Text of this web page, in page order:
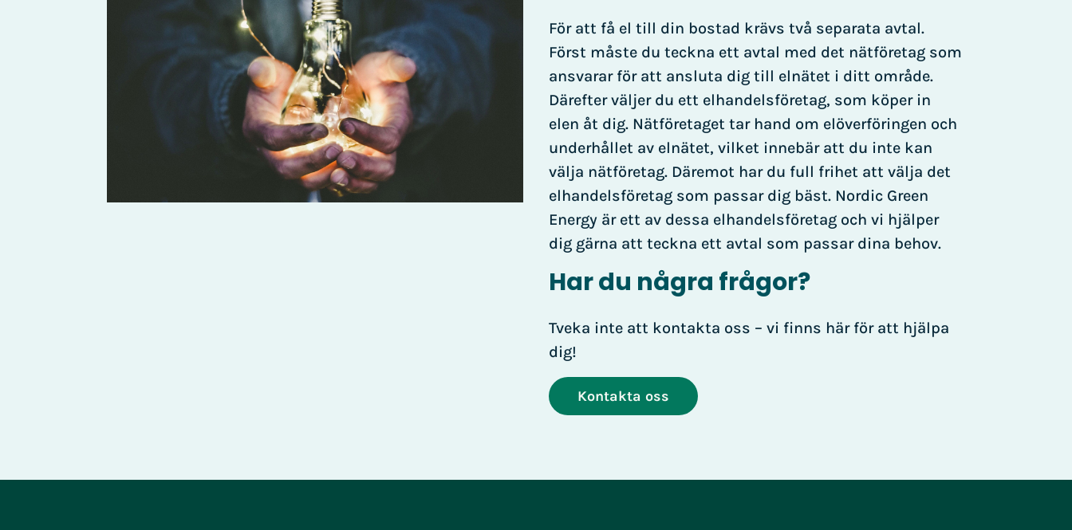
För att få el till din bostad krävs två separata avtal.
Först måste du teckna ett avtal med det nätföretag som
ansvarar för att ansluta dig till elnätet i ditt område.
Därefter väljer du ett elhandelsföretag, som köper in
elen åt dig. Nätföretaget tar hand om elöverföringen och
underhållet av elnätet, vilket innebär att du inte kan
välja nätföretag. Däremot har du full frihet att välja det
elhandelsföretag som passar dig bäst. Nordic Green
Energy är ett av dessa elhandelsföretag och vi hjälper
dig gärna att teckna ett avtal som passar dina behov.
Har du några frågor?
Tveka inte att kontakta oss – vi finns här för att hjälpa
dig!
Kontakta oss